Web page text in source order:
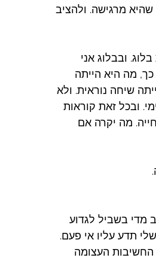
מרגישה. ולהציב
ובבלוג אני
מה היא הייתה
שיחה נוראית. ולא
ובכל זאת קוראות
מה יקרה אם
מדי בשביל לגדוע
תדע עליו אי פעם.
החשיבות העצומה